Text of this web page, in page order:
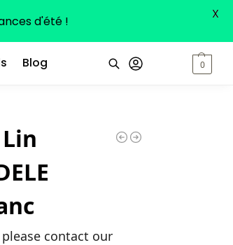
Blog 0
contact our
d'été ! X